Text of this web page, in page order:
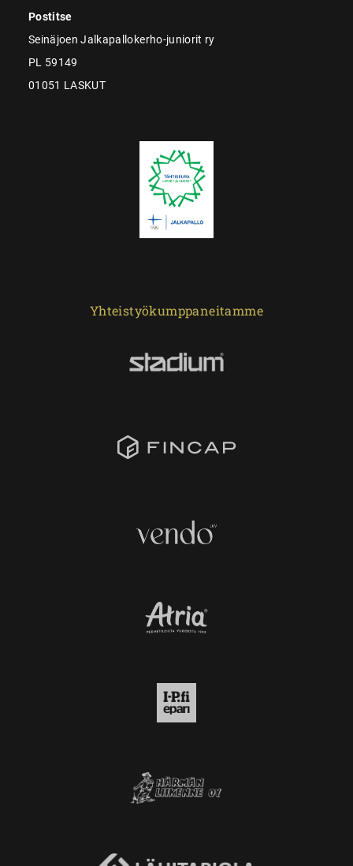
Postitse
Seinäjoen Jalkapallokerho-juniorit ry
PL 59149
01051 LASKUT
Yhteistyökumppaneitamme